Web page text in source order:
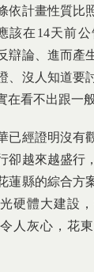
依計畫性質比
該在14天前
辯論、進而產
、沒人知道要
在看不出跟一
已經證明沒有
卻越來越盛行
蓮縣的綜合方
硬體大建設
人灰心，花